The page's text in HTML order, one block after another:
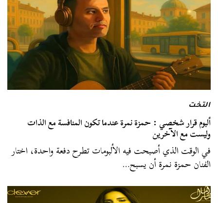
التخت
ألبوم قرار شخصي : حمزة نمرة عندما تكون المنافسة مع الذات
وليست مع الآخرين
في الوقت الذي أصبحت فيه الألبومات تطرح دفعة واحدة، اختار
الفنان حمزة نمرة أن يسبح…